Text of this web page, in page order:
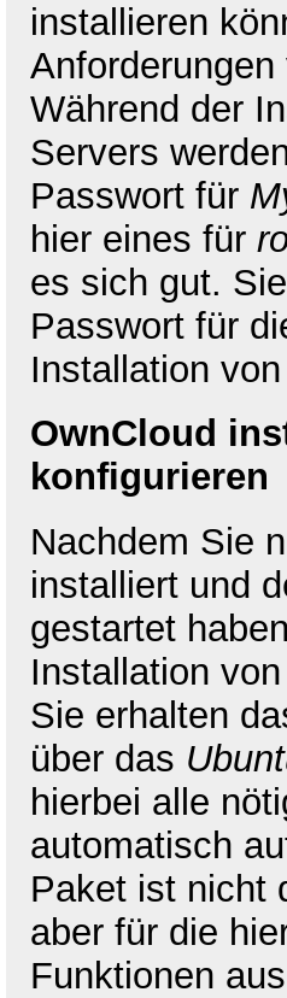
installieren
Während der
Servers
Passwort für
hier eines für
es sich gut.
Passwort für
Installation
OwnCloud
konfigurieren
Nachdem Sie
installiert und
gestartet
Installation
Sie erhalten
über das
hierbei alle
automatisch
Paket ist nicht
aber für die
Funktionen